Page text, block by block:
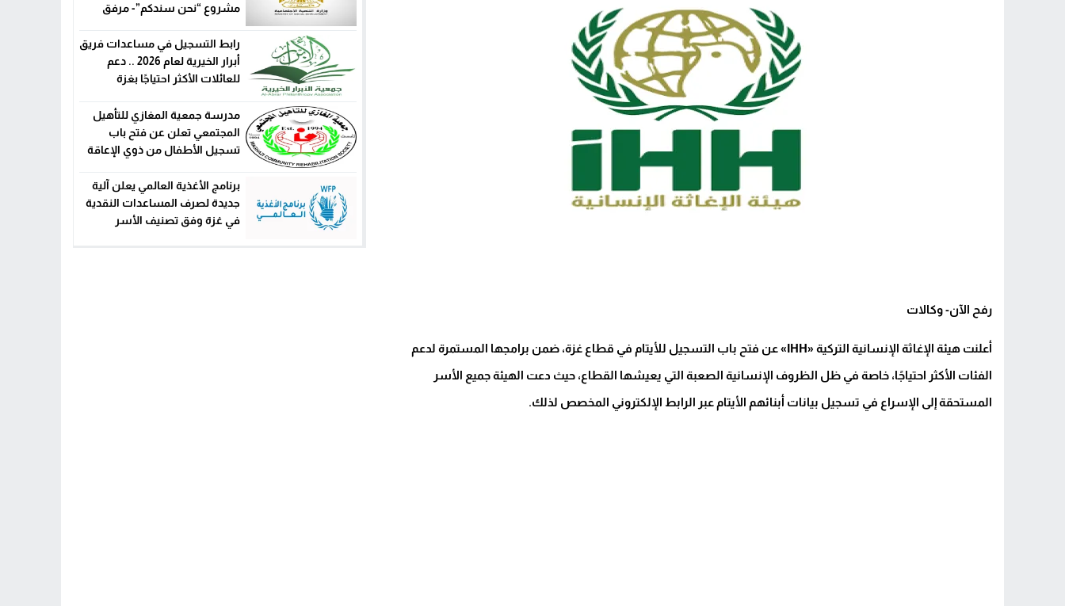
رفح الآن- وكالات
أعلنت هيئة الإغاثة الإنسانية التركية «IHH» عن فتح باب التسجيل للأيتام في قطاع غزة، ضمن برامجها المستمرة لدعم
الفئات الأكثر احتياجًا، خاصة في ظل الظروف الإنسانية الصعبة التي يعيشها القطاع، حيث دعت الهيئة جميع الأسر
المستحقة إلى الإسراع في تسجيل بيانات أبنائهم الأيتام عبر الرابط الإلكتروني المخصص لذلك.
مشروع “نحن سندكم”- مرفق
رابط التسجيل في مساعدات فريق
أبرار الخيرية لعام 2026 .. دعم
للعائلات الأكثر احتياجًا بغزة
مدرسة جمعية المغازي للتأهيل
المجتمعي تعلن عن فتح باب
تسجيل الأطفال من ذوي الإعاقة
برنامج الأغذية العالمي يعلن آلية
جديدة لصرف المساعدات النقدية
في غزة وفق تصنيف الأسر